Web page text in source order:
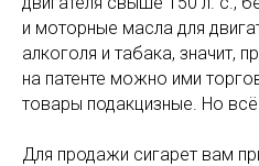
и моторные масла для
алкоголя и табака, значит,
на патенте можно ими
товары подакцизные. Но
Для продажи сигарет вам